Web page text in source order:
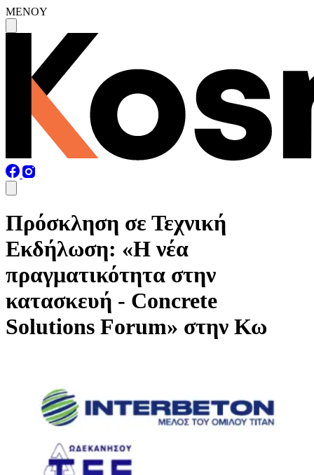
MENOY
Πρόσκληση σε Τεχνική
Εκδήλωση: «Η νέα
πραγματικότητα στην
κατασκευή - Concrete
Solutions Forum» στην Κω